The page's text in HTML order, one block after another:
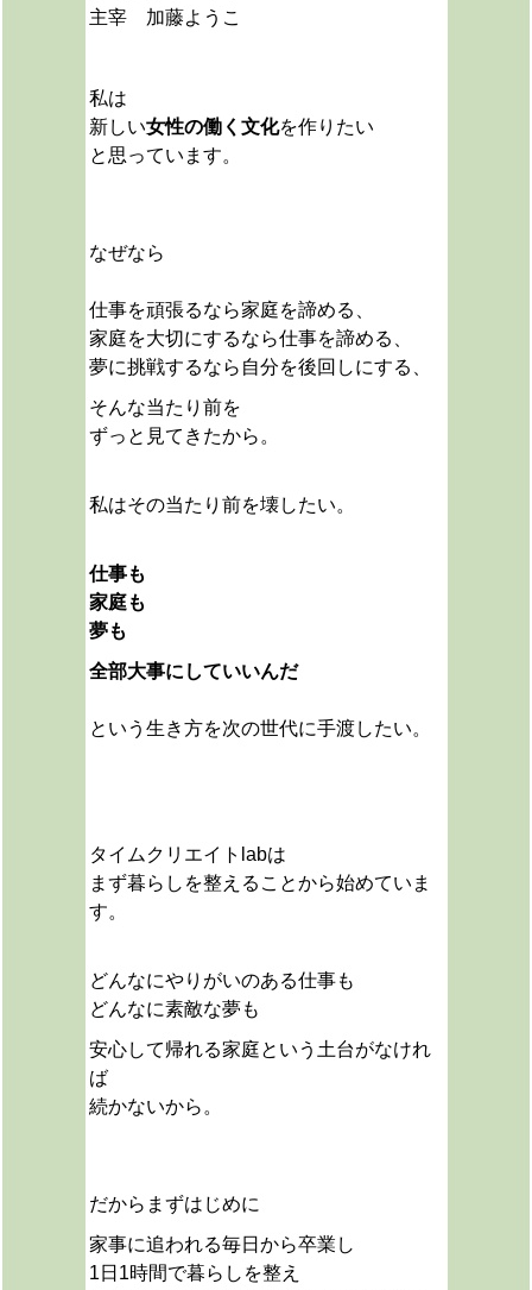
主宰 加藤ようこ
私は
新しい女性の働く文化を作りたい
と思っています。
なぜなら
仕事を頑張るなら家庭を諦める、
家庭を大切にするなら仕事を諦める、
夢に挑戦するなら自分を後回しにする、
そんな当たり前を
ずっと見てきたから。
私はその当たり前を壊したい。
仕事も
家庭も
夢も
全部大事にしていいんだ
という生き方を次の世代に手渡したい。
タイムクリエイトlabは
まず暮らしを整えることから始めていま
す。
どんなにやりがいのある仕事も
どんなに素敵な夢も
安心して帰れる家庭という土台がなけれ
ば
続かないから。
だから まずはじめに
家事に追われる毎日から卒業し
1日1時間で暮らしを整え